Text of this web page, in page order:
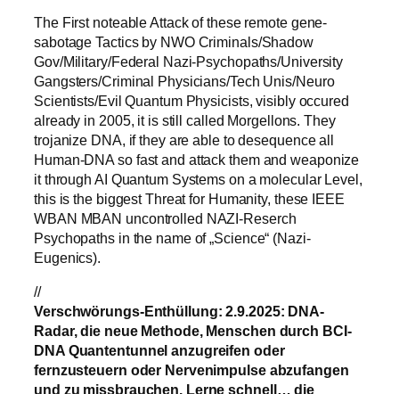
The First noteable Attack of these remote gene-
sabotage Tactics by NWO Criminals/Shadow
Gov/Military/Federal Nazi-Psychopaths/University
Gangsters/Criminal Physicians/Tech Unis/Neuro
Scientists/Evil Quantum Physicists, visibly occured
already in 2005, it is still called Morgellons. They
trojanize DNA, if they are able to desequence all
Human-DNA so fast and attack them and weaponize
it through AI Quantum Systems on a molecular Level,
this is the biggest Threat for Humanity, these IEEE
WBAN MBAN uncontrolled NAZI-Reserch
Psychopaths in the name of „Science“ (Nazi-
Eugenics).
//
Verschwörungs-Enthüllung: 2.9.2025: DNA-
Radar, die neue Methode, Menschen durch BCI-
DNA Quantentunnel anzugreifen oder
fernzusteuern oder Nervenimpulse abzufangen
und zu missbrauchen. Lerne schnell… die